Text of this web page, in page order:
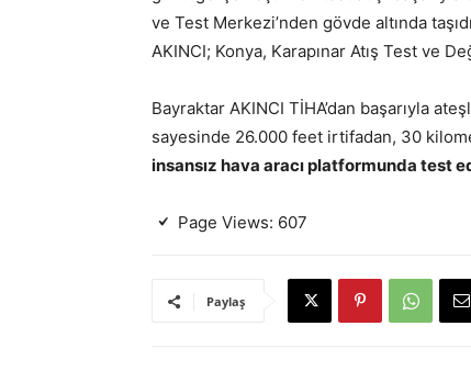
ve Test Merkezi’nden gövde altında
AKINCI; Konya, Karapınar Atış Test ve
Bayraktar AKINCI TİHA’dan başarıyla
sayesinde 26.000 feet irtifadan, 30
insansız hava aracı platformunda test
Page Views: 607
Paylaş